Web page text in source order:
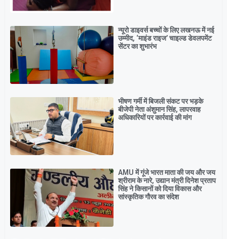
न्यूरो डाइवर्स बच्चों के लिए लखनऊ में नई
उम्मीद, ‘माइंड राइज’ चाइल्ड डेवलपमेंट
सेंटर का शुभारंभ
भीषण गर्मी में बिजली संकट पर भड़के
बीजेपी नेता अंशुमान सिंह, लापरवाह
अधिकारियों पर कार्रवाई की मांग
AMU में गूंजे भारत माता की जय और जय
श्रीराम के नारे, उद्यान मंत्री दिनेश प्रताप
सिंह ने किसानों को दिया विकास और
सांस्कृतिक गौरव का संदेश